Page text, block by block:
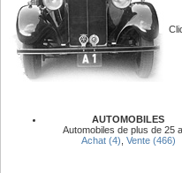
AUTOMOBILES
Automobiles de plus de 25
Achat (4) Vente (466)